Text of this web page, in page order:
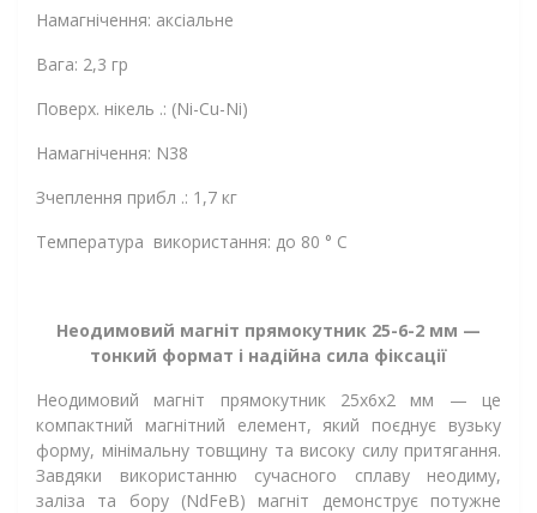
Намагнічення: аксіальне
Вага: 2,3 гр
Поверх. нікель .: (Ni-Cu-Ni)
Намагнічення: N38
Зчеплення прибл .: 1,7 кг
Температура використання: до 80 ° C
Неодимовий магніт прямокутник 25-6-2 мм —
тонкий формат і надійна сила фіксації
Неодимовий магніт прямокутник 25х6х2 мм — це
компактний магнітний елемент, який поєднує вузьку
форму, мінімальну товщину та високу силу притягання.
Завдяки використанню сучасного сплаву неодиму,
заліза та бору (NdFeB) магніт демонструє потужне